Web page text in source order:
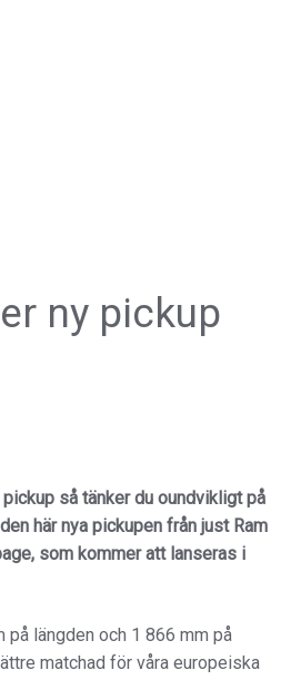
ny pickup
så tänker du oundvikligt på
här nya pickupen från just Ram
som kommer att lanseras i
på längden och 1 866 mm på
matchad för våra europeiska